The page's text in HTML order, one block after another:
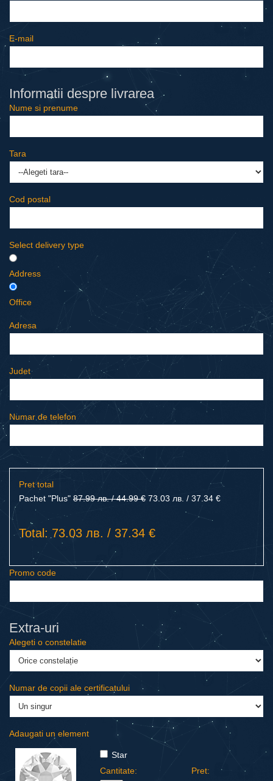
E-mail
Informatii despre livrarea
Nume si prenume
Tara
Cod postal
Select delivery type
Address
Office
Adresa
Judet
Numar de telefon
Pret total
Pachet "Plus" 87.99 лв. / 44.99 € 73.03 лв. / 37.34 €
Total: 73.03 лв. / 37.34 €
Promo code
Еxtra-uri
Alegeti o constelatie
Numar de copii ale certificatului
Adaugati un element
Star
Cantitate:
Pret: